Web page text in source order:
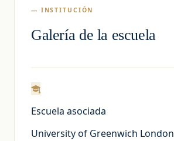
— INSTITUCIÓN
Galería de la escuela
Escuela asociada
University of Greenwich London